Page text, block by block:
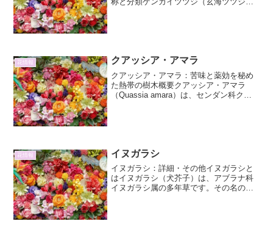
花情報 クアッシア・アマラ
クアッシア・アマラ：苦味と薬効を秘め
た熱帯の樹木概要クアッシア・アマラ
（Quassia amara）は、センダン科クア
花情報 イヌガラシ
イヌガラシ：詳細・その他イヌガラシと
はイヌガラシ（犬芥子）は、アブラナ科
イヌガラシ属の多年草です。その名の通